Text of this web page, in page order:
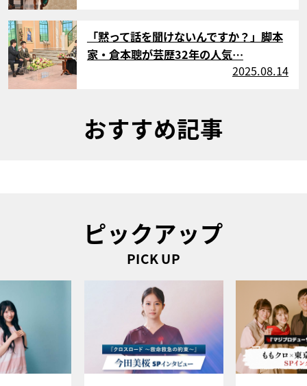
サムネイル
「黙って話を聞けないんですか？」脚本
家・倉本聰が芸歴32年の人気…
2025.08.14
おすすめ記事
ピックアップ
PICK UP